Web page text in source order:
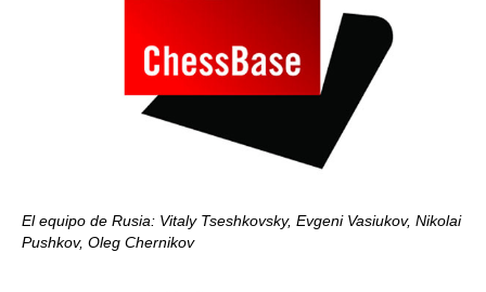
El equipo de Rusia: Vitaly Tseshkovsky, Evgeni Vasiukov, Nikolai
Pushkov, Oleg Chernikov